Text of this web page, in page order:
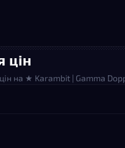
цін
цін на ★ Karambit | Gamma